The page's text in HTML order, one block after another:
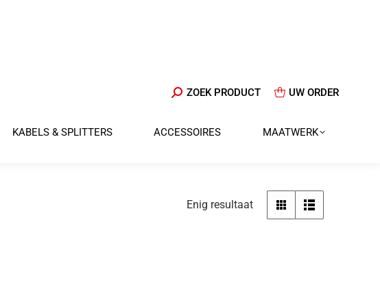
ZOEKEN:
ZOEK PRODUCT UW ORDER
KABELS & SPLITTERS ACCESSOIRES MAATWERK
Enig resultaat